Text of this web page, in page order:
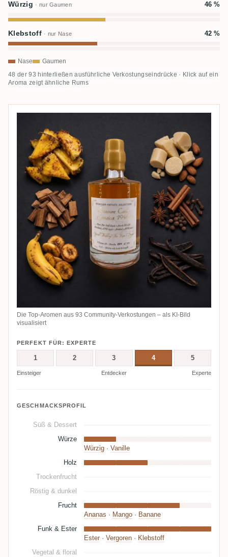
Würzig · nur Gaumen 46 %
Klebstoff · nur Nase 42 %
Nase Gaumen
48 der 93 hinterließen ausführliche Verkostungseindrücke · Klick auf ein
Aroma zeigt ähnliche Rums
Die Top-Aromen aus 93 Community-Verkostungen – als KI-Bild
visualisiert
PERFEKT FÜR: EXPERTE
1 2 3 4 5
Einsteiger Entdecker Experte
GESCHMACKSPROFIL
Süß & Dessert
Würze
Würzig · Vanille
Holz
Trockenfrucht
Röstig & dunkel
Frucht
Ananas · Mango · Banane
Funk & Ester
Ester · Vergoren · Klebstoff
Vegetal & floral